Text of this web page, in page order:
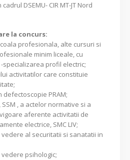
DSEMU- CIR MT-JT Nord
la concurs:
profesionala, alte cursuri si
minim liceale, cu
profil electric;
activitatilor care constituie
PRAM;
, a actelor normative si a
aferente activitatii de
electrice, SMC LIV;
al securitatii si sanatatii in
psihologic;